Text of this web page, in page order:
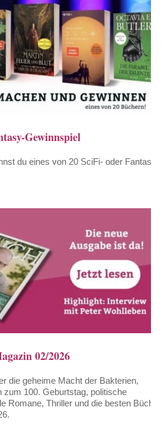
Gewinnspiel
du eines von 20 SciFi- oder Fantasy-
02/2026
die geheime Macht der Bakterien,
zum 100. Geburtstag, politische
Romane, Thriller und die besten Bücher